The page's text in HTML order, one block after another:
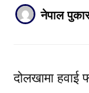
नेपाल
दोलखामा हवाई